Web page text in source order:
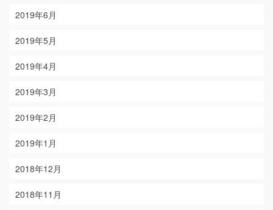
2019年6月
2019年5月
2019年4月
2019年3月
2019年2月
2019年1月
2018年12月
2018年11月